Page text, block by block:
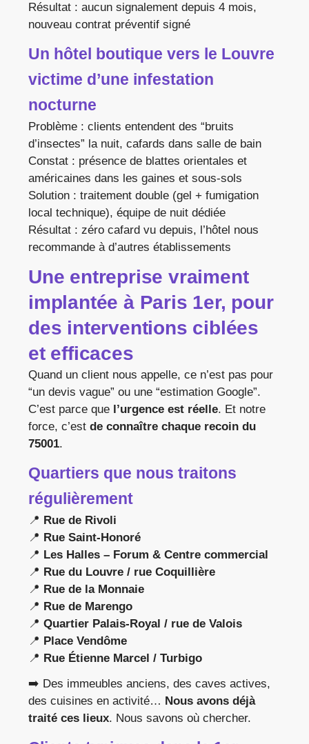
Résultat : aucun signalement depuis 4 mois,
nouveau contrat préventif signé
Un hôtel boutique vers le Louvre
victime d’une infestation
nocturne
Problème : clients entendent des “bruits
d’insectes” la nuit, cafards dans salle de bain
Constat : présence de blattes orientales et
américaines dans les gaines et sous-sols
Solution : traitement double (gel + fumigation
local technique), équipe de nuit dédiée
Résultat : zéro cafard vu depuis, l’hôtel nous
recommande à d’autres établissements
Une entreprise vraiment
implantée à Paris 1er, pour
des interventions ciblées
et efficaces
Quand un client nous appelle, ce n’est pas pour
“un devis vague” ou une “estimation Google”.
C’est parce que l’urgence est réelle. Et notre
force, c’est de connaître chaque recoin du
75001.
Quartiers que nous traitons
régulièrement
📍 Rue de Rivoli
📍 Rue Saint-Honoré
📍 Les Halles – Forum & Centre commercial
📍 Rue du Louvre / rue Coquillière
📍 Rue de la Monnaie
📍 Rue de Marengo
📍 Quartier Palais-Royal / rue de Valois
📍 Place Vendôme
📍 Rue Étienne Marcel / Turbigo
➡️ Des immeubles anciens, des caves actives,
des cuisines en activité… Nous avons déjà
traité ces lieux. Nous savons où chercher.